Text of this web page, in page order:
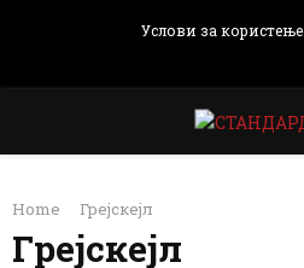
Услови за користење
PRIMARY
MENU
Home Грејскејл
Грејскејл